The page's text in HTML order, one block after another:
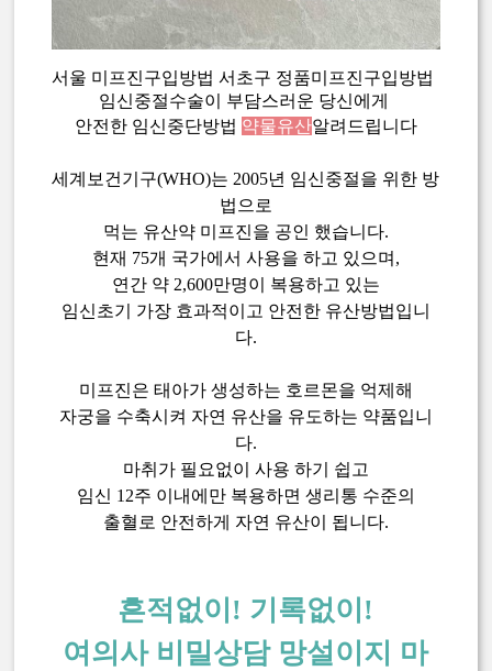
서울 미프진구입방법 서초구 정품미프진구입방법
임신중절수술이 부담스러운 당신에게
안전한 임신중단방법 약물유산알려드립니다
세계보건기구(WHO)는 2005년 임신중절을 위한 방
법으로
먹는 유산약 미프진을 공인 했습니다.
현재 75개 국가에서 사용을 하고 있으며,
연간 약 2,600만명이 복용하고 있는
임신초기 가장 효과적이고 안전한 유산방법입니
다.
미프진은 태아가 생성하는 호르몬을 억제해
자궁을 수축시켜 자연 유산을 유도하는 약품입니
다.
마취가 필요없이 사용 하기 쉽고
임신 12주 이내에만 복용하면 생리통 수준의
출혈로 안전하게 자연 유산이 됩니다.
흔적없이! 기록없이!
여의사 비밀상담 망설이지 마